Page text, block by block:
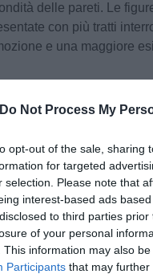
Do Not Process My
opt-out of the sale, sharing
for targeted
selection. Please note that
interest-based ads
to third parties
of your personal
This information may also
Participants that may further
delle pareti. Le
con più tratti
e una maggiore
una testa
Attorno ad essa,
gli elfi de "Le
'90 e 2000.
da pacco, un
luoghi d'elezione
In questo caso, la
e le abitazioni, rifugio e